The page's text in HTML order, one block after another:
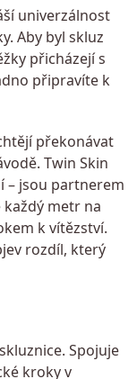
univerzálnost
Aby byl skluz
přicházejí s
připravíte k
překonávat
Twin Skin
– jsou partnerem
metr na
k vítězství.
rozdíl, který
Spojuje
kroky v